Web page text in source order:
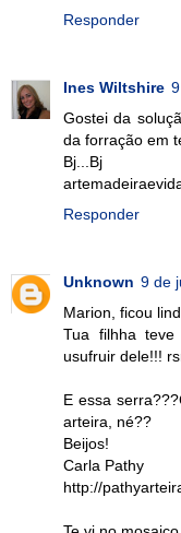
Responder
Ines Wiltshire
Gostei da
da forração em
Bj...Bj
Responder
Unknown 9 de
Marion, ficou
Tua filhha
usufruir dele!!!
E essa
arteira, né??
Beijos!
Carla Pathy
http://